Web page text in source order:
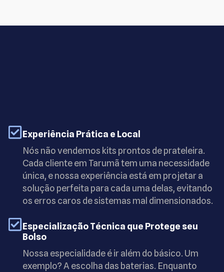
Experiência Prática e Local
Nós não vendemos kits prontos de prateleira.
Cada cliente em Tarumã tem uma necessidade
única, e nossa experiência está em projetar a
solução perfeita para cada uma delas, evitando
os erros caros de sistemas mal dimensionados.
Especialização Técnica que Protege seu
Bolso
Nossa especialidade é ir além do básico. Um
exemplo? A escolha das baterias. Enquanto